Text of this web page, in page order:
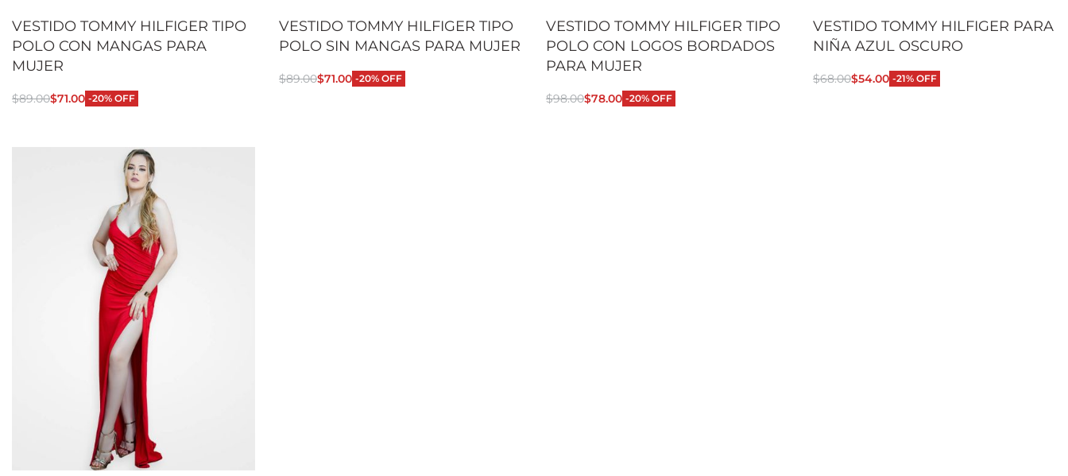
VESTIDO TOMMY HILFIGER TIPO
POLO CON MANGAS PARA
MUJER
$89.00$71.00 -20% OFF
VESTIDO TOMMY HILFIGER TIPO
POLO SIN MANGAS PARA MUJER
$89.00$71.00 -20% OFF
VESTIDO TOMMY HILFIGER TIPO
POLO CON LOGOS BORDADOS
PARA MUJER
$98.00$78.00 -20% OFF
VESTIDO TOMMY HILFIGER PARA
NIÑA AZUL OSCURO
$68.00$54.00 -21% OFF